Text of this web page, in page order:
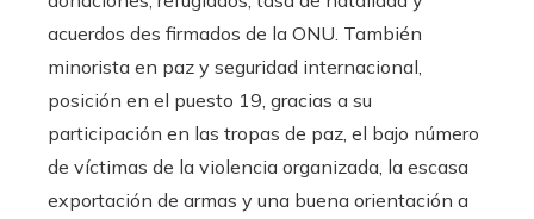
acuerdos des firmados de la ONU. También
minorista en paz y seguridad internacional,
posición en el puesto 19, gracias a su
participación en las tropas de paz, el bajo número
de víctimas de la violencia organizada, la escasa
exportación de armas y una buena orientación a